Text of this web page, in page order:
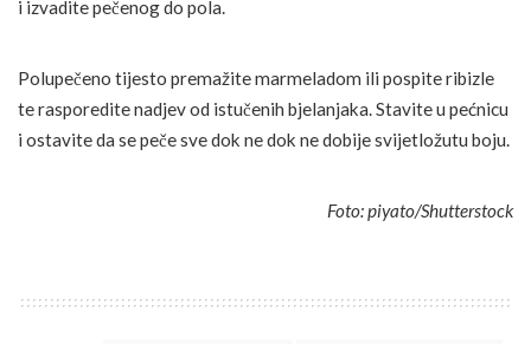
i izvadite pečenog do pola.
Polupečeno tijesto premažite marmeladom ili pospite ribizle
te rasporedite nadjev od istučenih bjelanjaka. Stavite u pećnicu
i ostavite da se peče sve dok ne dok ne dobije svijetložutu boju.
Foto: piyato/Shutterstock